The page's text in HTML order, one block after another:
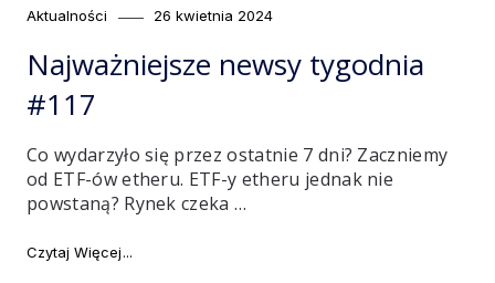
Category
Aktualności
Posted
26 kwietnia 2024
Najważniejsze newsy tygodnia
#117
Co wydarzyło się przez ostatnie 7 dni? Zaczniemy
od ETF-ów etheru. ETF-y etheru jednak nie
powstaną? Rynek czeka …
Czytaj Więcej